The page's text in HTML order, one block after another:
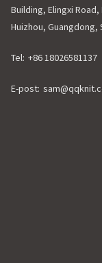
Building, Elingxi Road,
Huizhou, Guangdong,
Tel: +86 18026581137
E-post: